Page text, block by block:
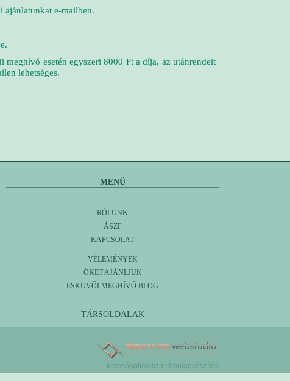
ajánlatunkat e-mailben.
esetén egyszeri 8000 Ft a díja, az utánrendelt
lehetséges.
MENÜ
RÓLUNK
ÁSZF
KAPCSOLAT
VÉLEMÉNYEK
ŐKET AJÁNLJUK
ESKÜVŐI MEGHÍVÓ BLOG
TÁRSOLDALAK
keresőoptimalizált honlapkészítés